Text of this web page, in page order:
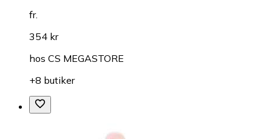
fr.
354 kr
hos CS MEGASTORE
+8 butiker